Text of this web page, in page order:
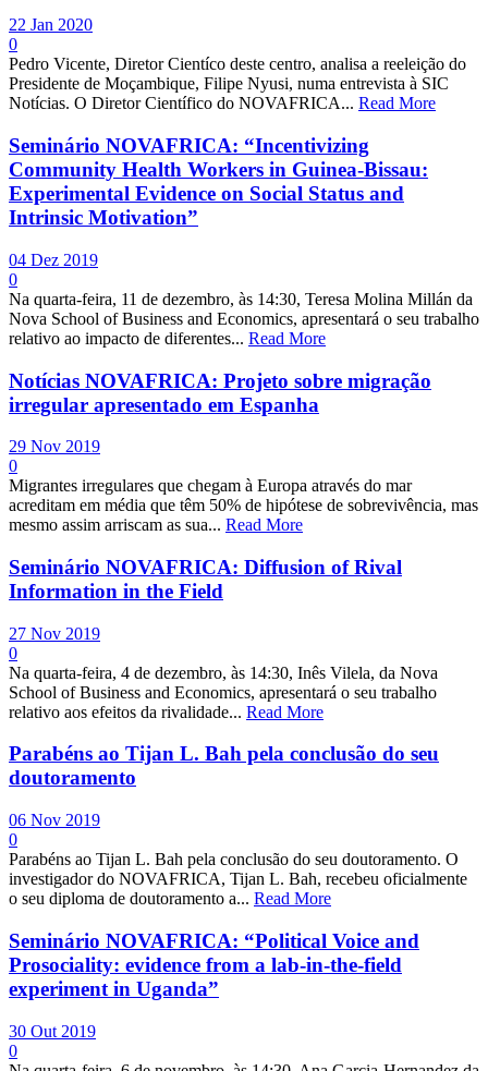
22 Jan 2020
0
Pedro Vicente, Diretor Cientíco deste centro, analisa a reeleição do
Presidente de Moçambique, Filipe Nyusi, numa entrevista à SIC
Notícias. O Diretor Científico do NOVAFRICA... Read More
Seminário NOVAFRICA: “Incentivizing
Community Health Workers in Guinea-Bissau:
Experimental Evidence on Social Status and
Intrinsic Motivation”
04 Dez 2019
0
Na quarta-feira, 11 de dezembro, às 14:30, Teresa Molina Millán da
Nova School of Business and Economics, apresentará o seu trabalho
relativo ao impacto de diferentes... Read More
Notícias NOVAFRICA: Projeto sobre migração
irregular apresentado em Espanha
29 Nov 2019
0
Migrantes irregulares que chegam à Europa através do mar
acreditam em média que têm 50% de hipótese de sobrevivência, mas
mesmo assim arriscam as sua... Read More
Seminário NOVAFRICA: Diffusion of Rival
Information in the Field
27 Nov 2019
0
Na quarta-feira, 4 de dezembro, às 14:30, Inês Vilela, da Nova
School of Business and Economics, apresentará o seu trabalho
relativo aos efeitos da rivalidade... Read More
Parabéns ao Tijan L. Bah pela conclusão do seu
doutoramento
06 Nov 2019
0
Parabéns ao Tijan L. Bah pela conclusão do seu doutoramento. O
investigador do NOVAFRICA, Tijan L. Bah, recebeu oficialmente
o seu diploma de doutoramento a... Read More
Seminário NOVAFRICA: “Political Voice and
Prosociality: evidence from a lab-in-the-field
experiment in Uganda”
30 Out 2019
0